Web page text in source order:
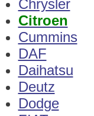
Chrysler
Citroen
Cummins
DAF
Daihatsu
Deutz
Dodge